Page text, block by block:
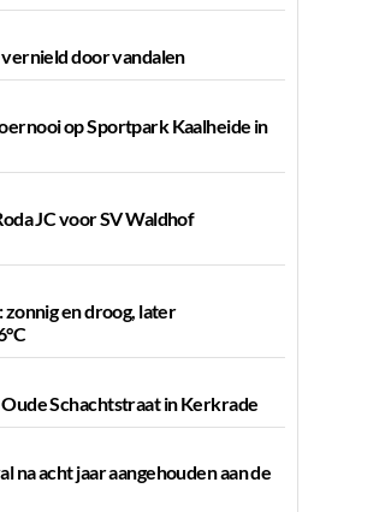
door vandalen
op Sportpark Kaalheide in
JC voor SV Waldhof
en droog, later
Schachtstraat in Kerkrade
acht jaar aangehouden aan de